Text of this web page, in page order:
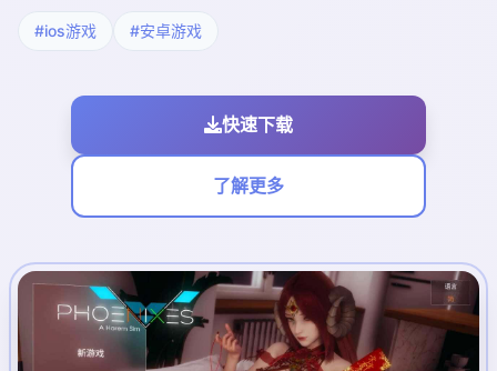
#ios游戏 #安卓游戏
快速下载
了解更多